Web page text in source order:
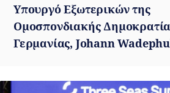
Υπουργό Εξωτερικών της
Ομοσπονδιακής
Γερμανίας, Johann